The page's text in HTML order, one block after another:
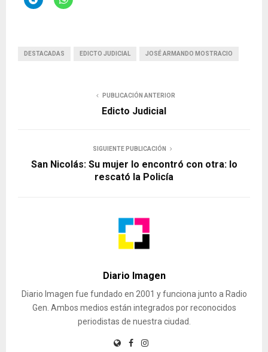
DESTACADAS EDICTO JUDICIAL JOSÉ ARMANDO MOSTRACIO
PUBLICACIÓN ANTERIOR
Edicto Judicial
SIGUIENTE PUBLICACIÓN
San Nicolás: Su mujer lo encontró con otra: lo
rescató la Policía
Diario Imagen
Diario Imagen fue fundado en 2001 y funciona junto a Radio
Gen. Ambos medios están integrados por reconocidos
periodistas de nuestra ciudad.